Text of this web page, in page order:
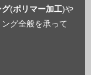
グ(ポリマー加工)や
グ全般を承って